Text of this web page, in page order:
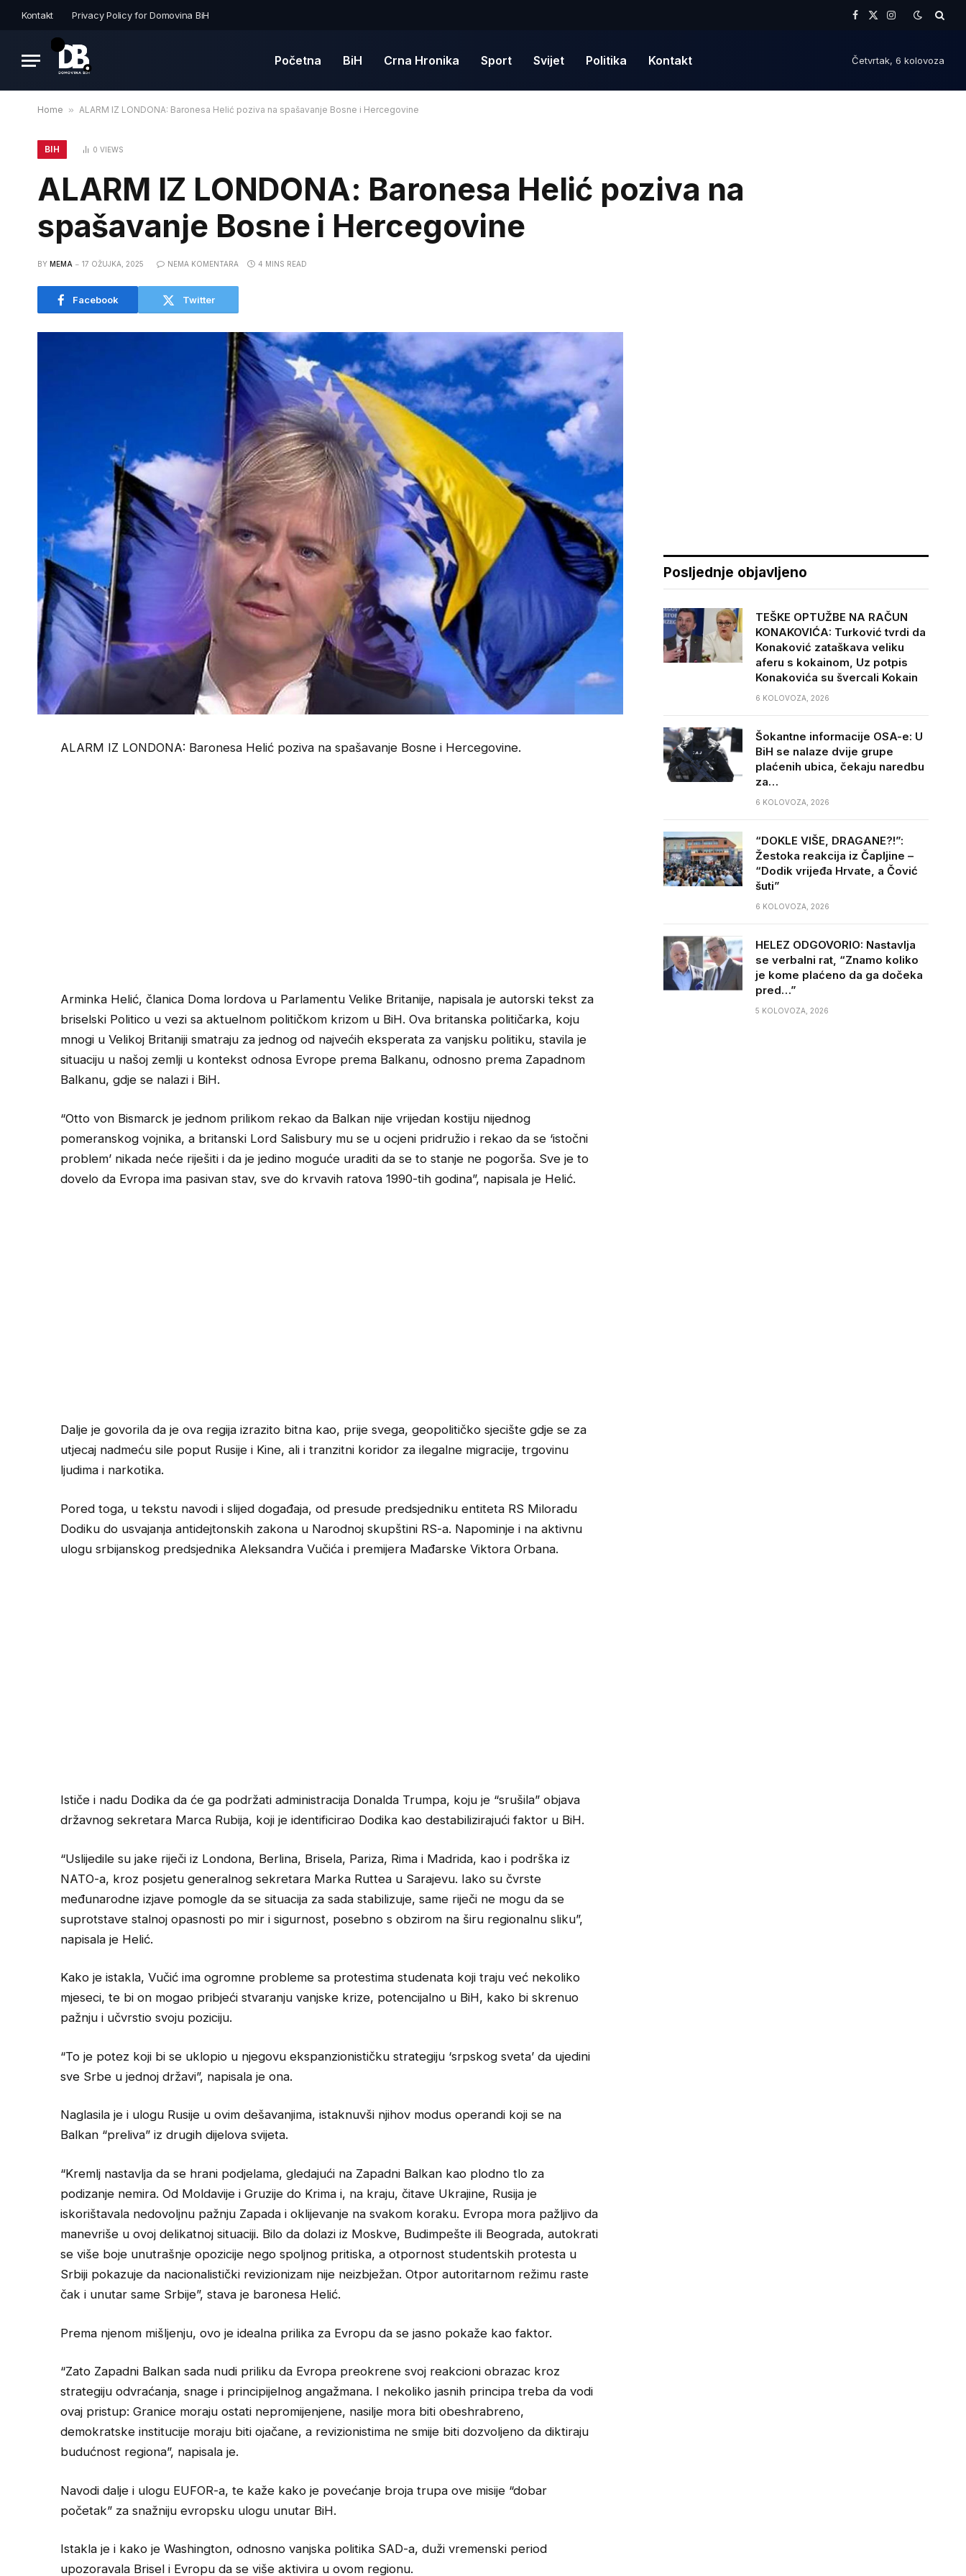
Kontakt Privacy Policy for Domovina BiH
Facebook
X
Instagram
Početna BiH Crna Hronika Sport Svijet Politika Kontakt Četvrtak, 6 kolovoza
Home » ALARM IZ LONDONA: Baronesa Helić poziva na spašavanje Bosne i Hercegovine
BIH 0VIEWS
ALARM IZ LONDONA: Baronesa Helić poziva na
spašavanje Bosne i Hercegovine
BY MEMA 17 OŽUJKA, 2025 NEMA KOMENTARA 4 MINS READ
Facebook Twitter
ALARM IZ LONDONA: Baronesa Helić poziva na spašavanje Bosne i Hercegovine.
Arminka Helić, članica Doma lordova u Parlamentu Velike Britanije, napisala je autorski tekst za
briselski Politico u vezi sa aktuelnom političkom krizom u BiH. Ova britanska političarka, koju
mnogi u Velikoj Britaniji smatraju za jednog od najvećih eksperata za vanjsku politiku, stavila je
situaciju u našoj zemlji u kontekst odnosa Evrope prema Balkanu, odnosno prema Zapadnom
Balkanu, gdje se nalazi i BiH.
“Otto von Bismarck je jednom prilikom rekao da Balkan nije vrijedan kostiju nijednog
pomeranskog vojnika, a britanski Lord Salisbury mu se u ocjeni pridružio i rekao da se ‘istočni
problem’ nikada neće riješiti i da je jedino moguće uraditi da se to stanje ne pogorša. Sve je to
dovelo da Evropa ima pasivan stav, sve do krvavih ratova 1990-tih godina”, napisala je Helić.
Dalje je govorila da je ova regija izrazito bitna kao, prije svega, geopolitičko sjecište gdje se za
utjecaj nadmeću sile poput Rusije i Kine, ali i tranzitni koridor za ilegalne migracije, trgovinu
ljudima i narkotika.
Pored toga, u tekstu navodi i slijed događaja, od presude predsjedniku entiteta RS Miloradu
Dodiku do usvajanja antidejtonskih zakona u Narodnoj skupštini RS-a. Napominje i na aktivnu
ulogu srbijanskog predsjednika Aleksandra Vučića i premijera Mađarske Viktora Orbana.
Ističe i nadu Dodika da će ga podržati administracija Donalda Trumpa, koju je “srušila” objava
državnog sekretara Marca Rubija, koji je identificirao Dodika kao destabilizirajući faktor u BiH.
“Uslijedile su jake riječi iz Londona, Berlina, Brisela, Pariza, Rima i Madrida, kao i podrška iz
NATO-a, kroz posjetu generalnog sekretara Marka Ruttea u Sarajevu. Iako su čvrste
međunarodne izjave pomogle da se situacija za sada stabilizuje, same riječi ne mogu da se
suprotstave stalnoj opasnosti po mir i sigurnost, posebno s obzirom na širu regionalnu sliku”,
napisala je Helić.
Kako je istakla, Vučić ima ogromne probleme sa protestima studenata koji traju već nekoliko
mjeseci, te bi on mogao pribjeći stvaranju vanjske krize, potencijalno u BiH, kako bi skrenuo
pažnju i učvrstio svoju poziciju.
“To je potez koji bi se uklopio u njegovu ekspanzionističku strategiju ‘srpskog sveta’ da ujedini
sve Srbe u jednoj državi”, napisala je ona.
Naglasila je i ulogu Rusije u ovim dešavanjima, istaknuvši njihov modus operandi koji se na
Balkan “preliva” iz drugih dijelova svijeta.
“Kremlj nastavlja da se hrani podjelama, gledajući na Zapadni Balkan kao plodno tlo za
podizanje nemira. Od Moldavije i Gruzije do Krima i, na kraju, čitave Ukrajine, Rusija je
iskorištavala nedovoljnu pažnju Zapada i oklijevanje na svakom koraku. Evropa mora pažljivo da
manevriše u ovoj delikatnoj situaciji. Bilo da dolazi iz Moskve, Budimpešte ili Beograda, autokrati
se više boje unutrašnje opozicije nego spoljnog pritiska, a otpornost studentskih protesta u
Srbiji pokazuje da nacionalistički revizionizam nije neizbježan. Otpor autoritarnom režimu raste
čak i unutar same Srbije”, stava je baronesa Helić.
Prema njenom mišljenju, ovo je idealna prilika za Evropu da se jasno pokaže kao faktor.
“Zato Zapadni Balkan sada nudi priliku da Evropa preokrene svoj reakcioni obrazac kroz
strategiju odvraćanja, snage i principijelnog angažmana. I nekoliko jasnih principa treba da vodi
ovaj pristup: Granice moraju ostati nepromijenjene, nasilje mora biti obeshrabreno,
demokratske institucije moraju biti ojačane, a revizionistima ne smije biti dozvoljeno da diktiraju
budućnost regiona”, napisala je.
Navodi dalje i ulogu EUFOR-a, te kaže kako je povećanje broja trupa ove misije “dobar
početak” za snažniju evropsku ulogu unutar BiH.
Istakla je i kako je Washington, odnosno vanjska politika SAD-a, duži vremenski period
upozoravala Brisel i Evropu da se više aktivira u ovom regionu.
Posljednje objavljeno
TEŠKE OPTUŽBE NA RAČUN
KONAKOVIĆA: Turković tvrdi da
Konaković zataškava veliku
aferu s kokainom, Uz potpis
Konakovića su švercali Kokain
6 KOLOVOZA, 2026
Šokantne informacije OSA-e: U
BiH se nalaze dvije grupe
plaćenih ubica, čekaju naredbu
za…
6 KOLOVOZA, 2026
“DOKLE VIŠE, DRAGANE?!”:
Žestoka reakcija iz Čapljine –
“Dodik vrijeđa Hrvate, a Čović
šuti”
6 KOLOVOZA, 2026
HELEZ ODGOVORIO: Nastavlja
se verbalni rat, “Znamo koliko
je kome plaćeno da ga dočeka
pred…”
5 KOLOVOZA, 2026